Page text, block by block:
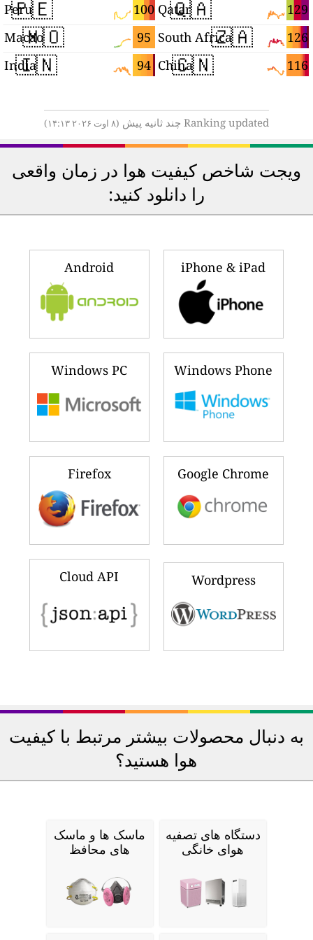
🇶🇦 129
Qatar
🇿🇦 126
South Africa
🇨🇳 116
China
🇵🇪 100
Peru
🇲🇴 95
Macao
🇮🇳 94
India
Ranking updated چند ثانیه پیش
ویجت شاخص کیفیت هوا در زمان واقعی
را دانلود کنید:
iPhone & iPad
Android
Windows Phone
Windows PC
Google Chrome
Firefox
Wordpress
Cloud API
به دنبال محصولات بیشتر مرتبط با کیفیت
هوا هستید؟
دستگاه های تصفیه
هوای خانگی
ماسک ها و ماسک
های محافظ